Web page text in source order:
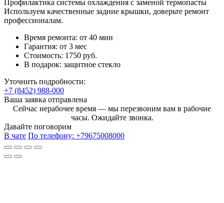
Профилактика системы охлаждения с заменой термопасты
Используем качественные задние крышки, доверьте ремонт
профессионалам.
Время ремонта: от 40 мин
Гарантия: от 3 мес
Стоимость: 1750 руб.
В подарок: защитное стекло
Уточнить подробности:
+7 (8452) 988-000
Ваша заявка отправлена
Сейчас нерабочее время — мы перезвоним вам в рабочие
часы. Ожидайте звонка.
Давайте поговорим
В чате По телефону: +79675008000